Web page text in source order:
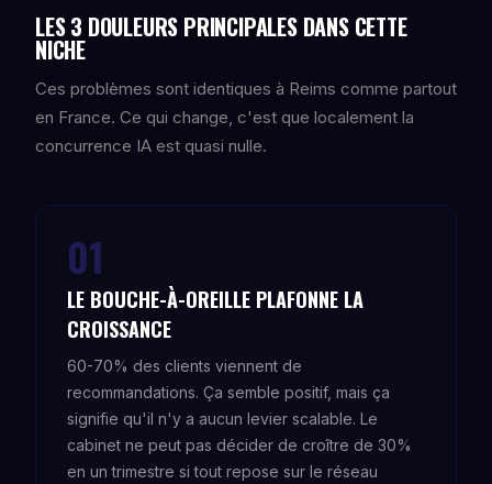
LES 3 DOULEURS PRINCIPALES DANS CETTE
NICHE
Ces problèmes sont identiques à Reims comme partout
en France. Ce qui change, c'est que localement la
concurrence IA est quasi nulle.
01
LE BOUCHE-À-OREILLE PLAFONNE LA
CROISSANCE
60-70% des clients viennent de
recommandations. Ça semble positif, mais ça
signifie qu'il n'y a aucun levier scalable. Le
cabinet ne peut pas décider de croître de 30%
en un trimestre si tout repose sur le réseau